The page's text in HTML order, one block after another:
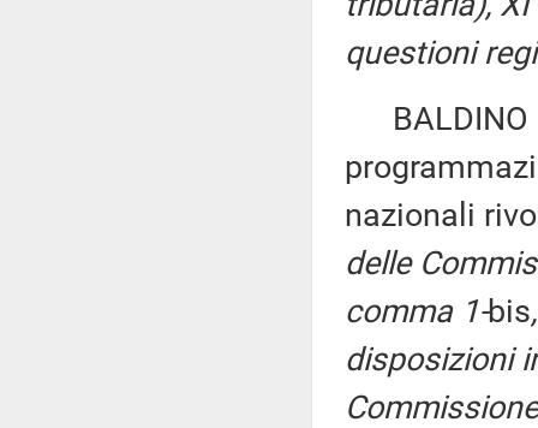
questioni
BALDINO
nazionali
delle
comma 1-bis
disposizioni